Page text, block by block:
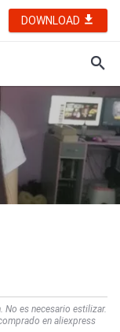
DOWNLOAD
No es necesario estilizar.
en aliexpress